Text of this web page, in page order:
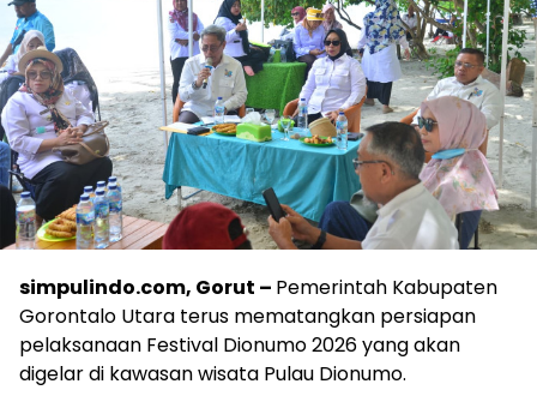
simpulindo.com, Gorut – Pemerintah Kabupaten
Gorontalo Utara terus mematangkan persiapan
pelaksanaan Festival Dionumo 2026 yang akan
digelar di kawasan wisata Pulau Dionumo.